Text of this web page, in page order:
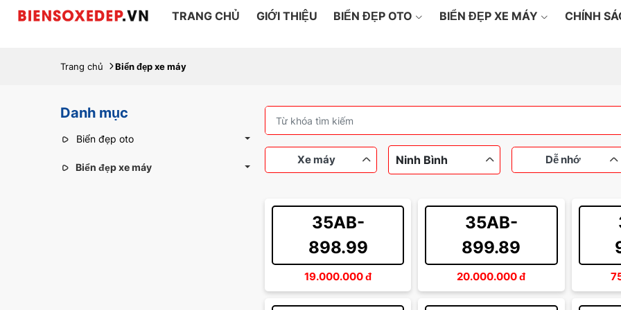
TRANG CHỦ GIỚI THIỆU BIỂN ĐẸP OTO BIỂN ĐẸP XE MÁY CHÍNH
Trang chủ Biển đẹp xe máy
Danh mục
Biển đẹp oto
Biển đẹp xe máy
Xe máy Ninh Bình Dễ nhớ
Thần tài Sảnh
Từ 200 đến 500 triệu
35AB-
898.99
19.000.000đ
35AB-
899.89
20.000.000đ